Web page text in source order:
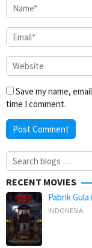
Save my name,
time I comment.
Search
for:
RECENT MOVIES
Pabrik Gula
INDONESIA